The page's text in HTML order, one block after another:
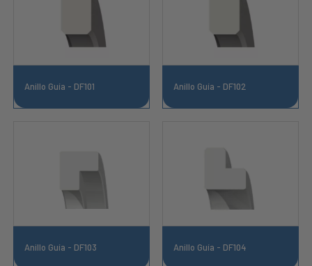
Anillo Guía - DF101 Anillo Guía - DF102
Anillo Guía - DF103 Anillo Guía - DF104